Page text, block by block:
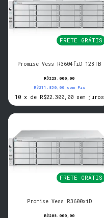
FRETE GRÁTIS
Promise Vess R3604fiD 128TB
R$223.000,00
R$211.850,00 com Pix
10 x de R$22.300,00 sem juros
FRETE GRÁTIS
Promise Vess R3600xiD
R$208.000,00